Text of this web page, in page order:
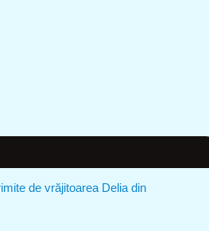
de vrăjitoarea Delia din